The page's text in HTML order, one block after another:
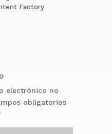
Factory
electrónico no
obligatorios